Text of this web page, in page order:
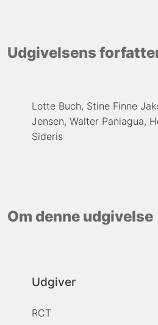
Udgivelsens
Lotte Buch Stine Finne
Jensen Walter Paniagua
Sideris
Om denne udgivelse
Udgiver
RCT